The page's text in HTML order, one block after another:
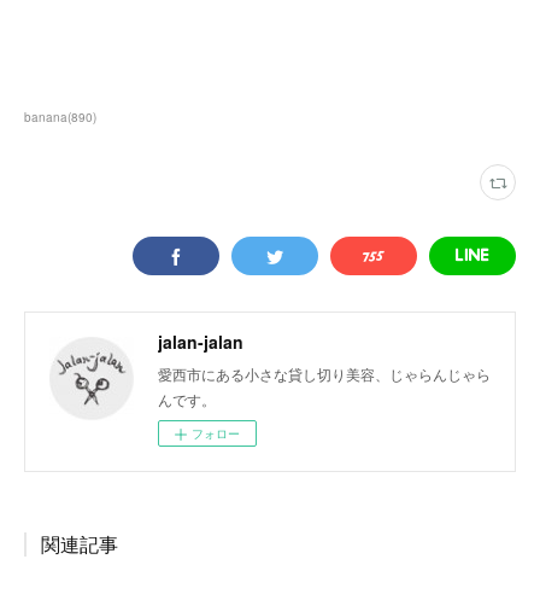
banana(890)
jalan-jalan
愛西市にある小さな貸し切り美容、じゃらんじゃら
んです。
フォロー
関連記事